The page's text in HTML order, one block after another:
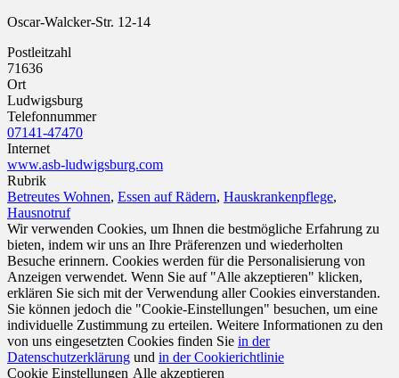
Oscar-Walcker-Str. 12-14
Postleitzahl
71636
Ort
Ludwigsburg
Telefonnummer
07141-47470
Internet
www.asb-ludwigsburg.com
Rubrik
Betreutes Wohnen, Essen auf Rädern, Hauskrankenpflege,
Hausnotruf
Wir verwenden Cookies, um Ihnen die bestmögliche Erfahrung zu
bieten, indem wir uns an Ihre Präferenzen und wiederholten
Besuche erinnern. Cookies werden für die Personalisierung von
Anzeigen verwendet. Wenn Sie auf "Alle akzeptieren" klicken,
erklären Sie sich mit der Verwendung aller Cookies einverstanden.
Sie können jedoch die "Cookie-Einstellungen" besuchen, um eine
individuelle Zustimmung zu erteilen. Weitere Informationen zu den
von uns eingesetzten Cookies finden Sie in der
Datenschutzerklärung und in der Cookierichtlinie
Cookie Einstellungen Alle akzeptieren